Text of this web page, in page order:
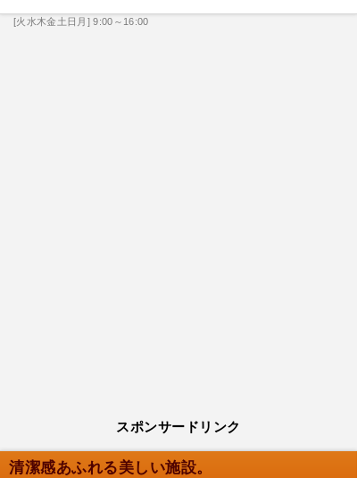
[火水木金土日月] 9:00～16:00
スポンサードリンク
清潔感あふれる美しい施設。